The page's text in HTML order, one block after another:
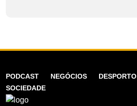
PODCAST NEGÓCIOS DESPORTO
SOCIEDADE